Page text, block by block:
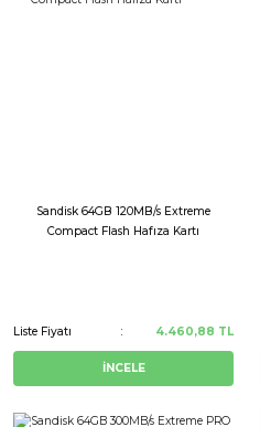
Sandisk 64GB 120MB/s Extreme
Compact Flash Hafıza Kartı
Liste Fiyatı 4.460,88 TL
İNCELE